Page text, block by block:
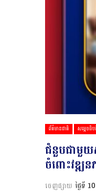
ព័ត៌មានជាតិ សម្តេចធិ
ជំនួបជាមួយ
ចំពោះវឌ្ឍ
ចេញផ្សាយ ថ្ងៃទី